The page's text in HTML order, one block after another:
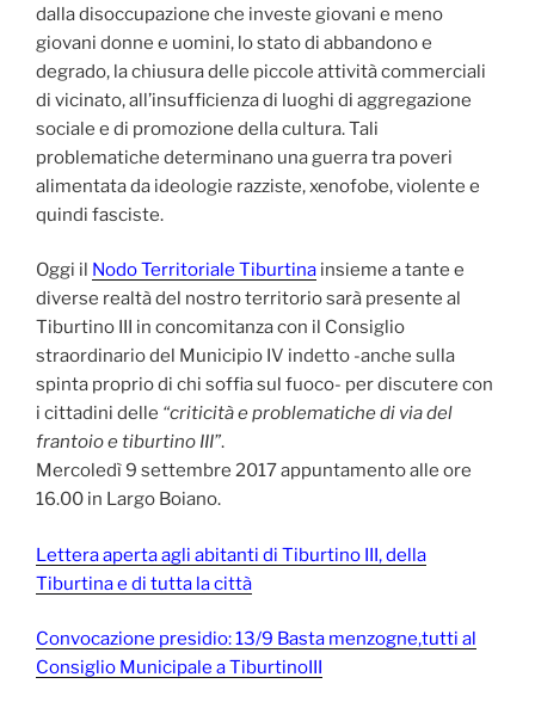
dalla disoccupazione che investe giovani e meno
giovani donne e uomini, lo stato di abbandono e
degrado, la chiusura delle piccole attività commerciali
di vicinato, all’insufficienza di luoghi di aggregazione
sociale e di promozione della cultura. Tali
problematiche determinano una guerra tra poveri
alimentata da ideologie razziste, xenofobe, violente e
quindi fasciste.
Oggi il Nodo Territoriale Tiburtina insieme a tante e
diverse realtà del nostro territorio sarà presente al
Tiburtino III in concomitanza con il Consiglio
straordinario del Municipio IV indetto -anche sulla
spinta proprio di chi soffia sul fuoco- per discutere con
i cittadini delle “criticità e problematiche di via del
frantoio e tiburtino III”.
Mercoledì 9 settembre 2017 appuntamento alle ore
16.00 in Largo Boiano.
Lettera aperta agli abitanti di Tiburtino III, della
Tiburtina e di tutta la città
Convocazione presidio: 13/9 Basta menzogne,tutti al
Consiglio Municipale a TiburtinoIII